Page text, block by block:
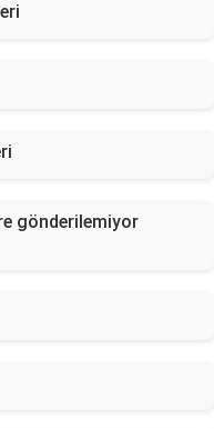
gönderilemiyor